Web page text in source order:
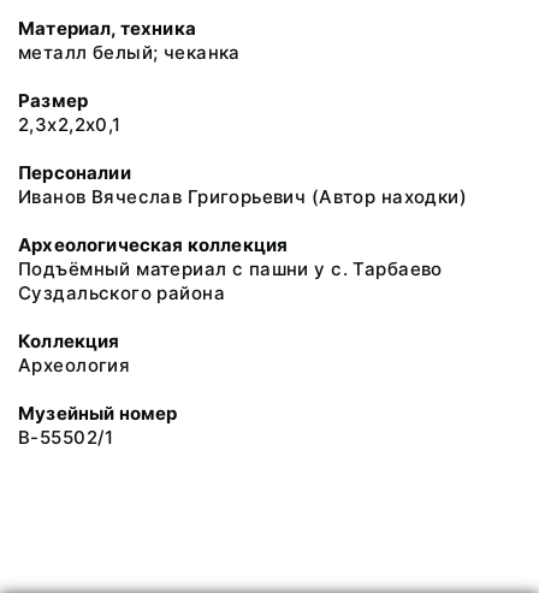
Материал, техника
металл белый; чеканка
Размер
2,3x2,2x0,1
Персоналии
Иванов Вячеслав Григорьевич (Автор находки)
Археологическая коллекция
Подъёмный материал с пашни у с. Тарбаево
Суздальского района
Коллекция
Археология
Музейный номер
В-55502/1